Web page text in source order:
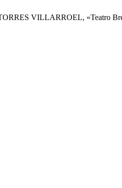
VILLARROEL, «Teatro